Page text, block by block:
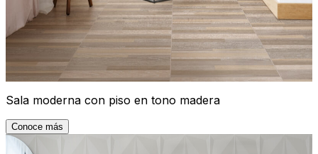
Sala moderna con piso en tono madera
Conoce más